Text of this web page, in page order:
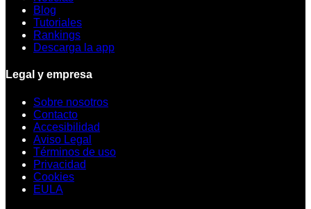
Blog
Tutoriales
Rankings
Descarga la app
Legal y empresa
Sobre nosotros
Contacto
Accesibilidad
Aviso Legal
Términos de uso
Privacidad
Cookies
EULA